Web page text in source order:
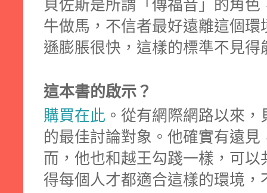
貝佐斯是所謂「傳福音」的角
牛做馬，不信者最好遠離這個
遜膨脹很快，這樣的標準不見得
這本書的啟示？
購買在此 。從有網際網路以來
的最佳討論對象。他確實有遠
而，他也和越王勾踐一樣，可
得每個人才都適合這樣的環境